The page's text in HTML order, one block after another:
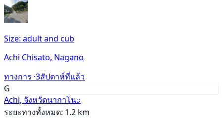
Size: adult and cub
Achi Chisato, Nagano
ทางการ ·3สัปดาห์ที่แล้ว
G
Achi, จังหวัดนากาโนะ
ระยะทางทั้งหมด: 1.2 km